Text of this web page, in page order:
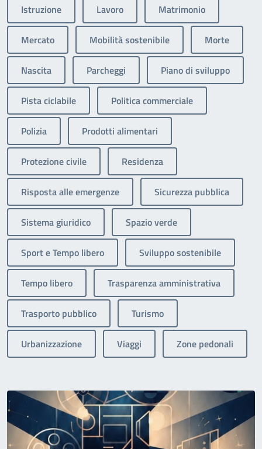
Istruzione Lavoro Matrimonio
Mercato Mobilità sostenibile Morte
Nascita Parcheggi Piano di sviluppo
Pista ciclabile Politica commerciale
Polizia Prodotti alimentari
Protezione civile Residenza
Risposta alle emergenze Sicurezza pubblica
Sistema giuridico Spazio verde
Sport e Tempo libero Sviluppo sostenibile
Tempo libero Trasparenza amministrativa
Trasporto pubblico Turismo
Urbanizzazione Viaggi Zone pedonali